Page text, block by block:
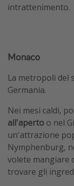
intrattenimento.
Monaco
La metropoli del
Germania.
Nei mesi caldi,
all'aperto o nel
un'attrazione
Nymphenburg,
volete mangiare
trovare gli